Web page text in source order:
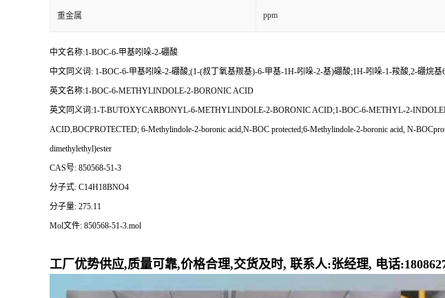
重金属 ppm
中文名称:1-BOC-6-甲基吲哚-2-硼酸
中文同义词: 1-BOC-6-甲基吲哚-2-硼酸;(1-(叔丁氧基羰基)-6-甲基-1H-吲哚-2-基)硼酸;1H-吲哚-1-羧酸,2-硼烷
英文名称:1-BOC-6-METHYLINDOLE-2-BORONIC ACID
英文同义词:1-T-BUTOXYCARBONYL-6-METHYLINDOLE-2-BORONIC ACID;1-BOC-6-METHYL-2-
ACID,BOCPROTECTED; 6-Methylindole-2-boronic acid,N-BOC protected;6-Methylindole-2-boronic acid, N-
dimethylethyl)ester
CAS号: 850568-51-3
分子式: C14H18BNO4
分子量: 275.11
Mol文件: 850568-51-3.mol
工厂优势供应,质量可靠,价格合理,交货及时, 联系人:张经理, 电话